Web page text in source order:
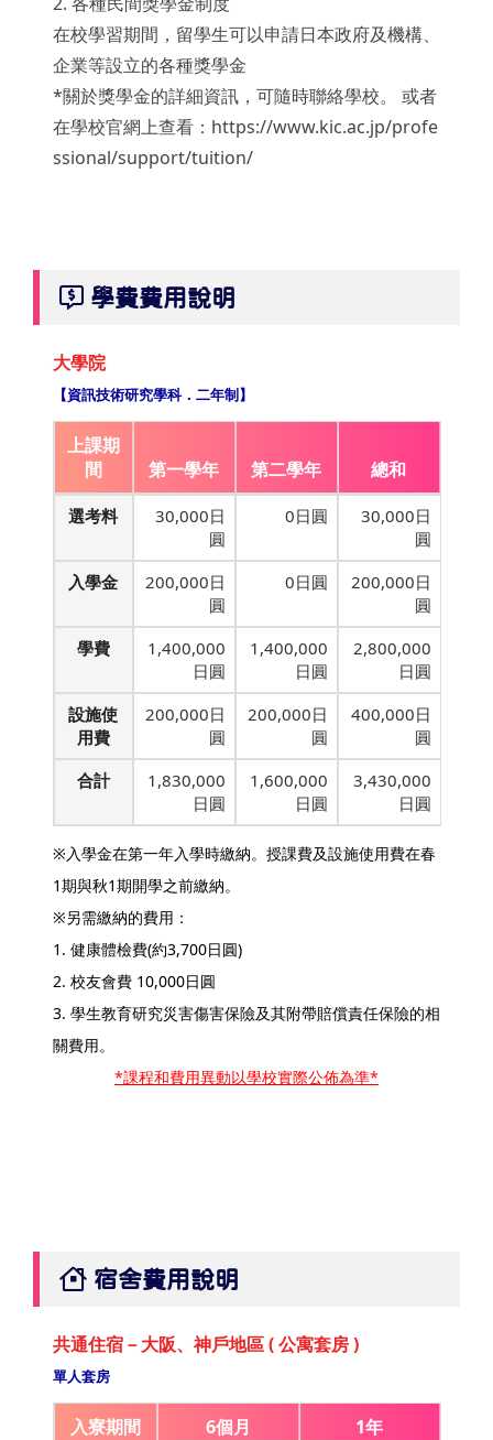
在校學習期間，留學生可以申請日本政府及機構、
企業等設立的各種獎學金
*關於獎學金的詳細資訊，可隨時聯絡學校。 或者
在學校官網上查看：https://www.kic.ac.jp/profe
ssional/support/tuition/
學費費用說明
大學院
【資訊技術研究學科．二年制】
上課期
間
第一學年 第二學年 總和
選考料
30,000日
圓
0日圓
30,000日
圓
入學金
200,000日
圓
0日圓
200,000日
圓
學費
1,400,000
日圓
1,400,000
日圓
2,800,000
日圓
設施使
用費
200,000日
圓
200,000日
圓
400,000日
圓
合計
1,830,000
日圓
1,600,000
日圓
3,430,000
日圓
※入學金在第一年入學時繳納。授課費及設施使用費在春
1期與秋1期開學之前繳納。
※另需繳納的費用：
1. 健康體檢費(約3,700日圓)
2. 校友會費 10,000日圓
3. 學生教育研究災害傷害保險及其附帶賠償責任保險的相
關費用。
*課程和費用異動以學校實際公佈為準*
宿舍費用說明
共通住宿－大阪、神戶地區 ( 公寓套房 )
單人套房
入寮期間 6個月 1年